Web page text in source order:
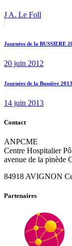
J A. Le Foll
de
Journées de la BUSSIERE
20 juin 2012
Next
Journées de la Bussière
14 juin 2013
Contact
ANPCME
Centre Hospitalier
avenue de la pinède
84918 AVIGNON
Partenaires